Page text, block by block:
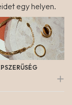
egy helyen.